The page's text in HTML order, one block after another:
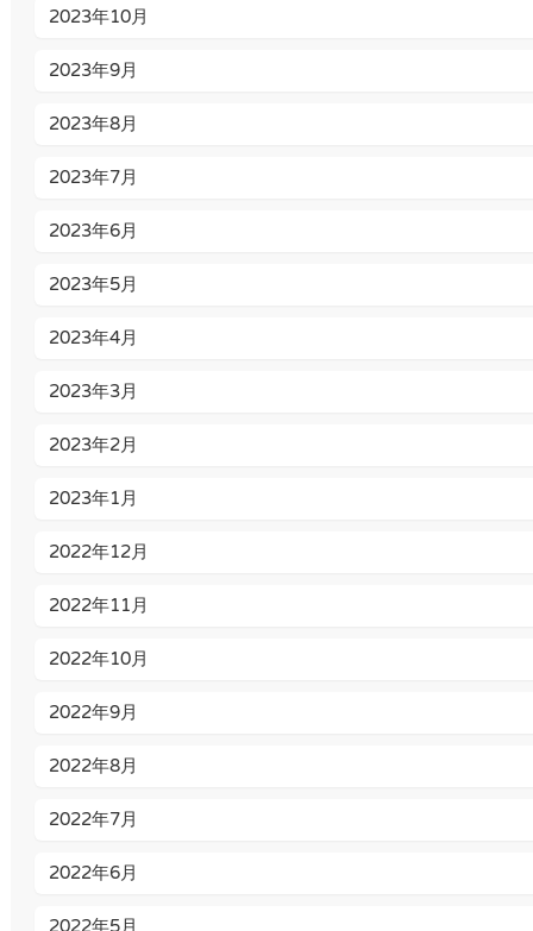
2023年10月
2023年9月
2023年8月
2023年7月
2023年6月
2023年5月
2023年4月
2023年3月
2023年2月
2023年1月
2022年12月
2022年11月
2022年10月
2022年9月
2022年8月
2022年7月
2022年6月
2022年5月